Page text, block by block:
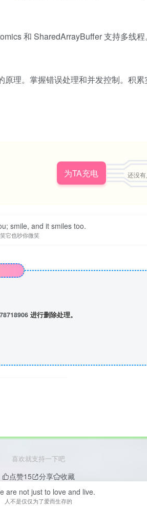
和 SharedArrayBuffer 支持多线程
理。掌握错误处理和并发控制。积累
为TA充电 还没
smile, and it smiles too.
它也吵你微笑
进行删除处理。
喜欢就支持一下吧
点赞15 分享
收藏
are not just to love and live.
人不是仅仅为了爱而生存的